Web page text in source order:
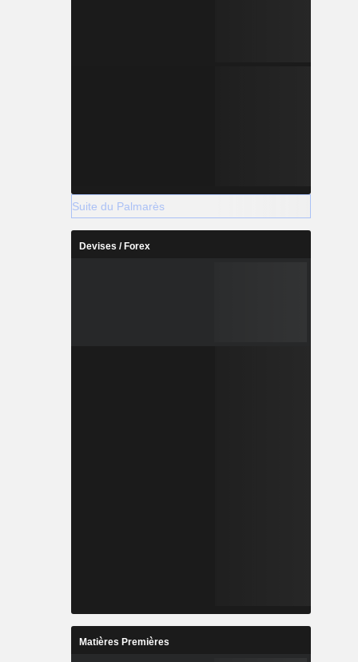
Suite du Palmarès
Devises / Forex
Matières Premières